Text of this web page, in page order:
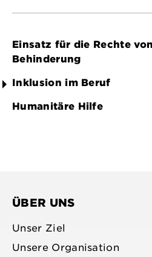
Einsatz für die Rechte
Behinderung
Inklusion im Beruf
Humanitäre Hilfe
ÜBER UNS
Unser Ziel
Unsere Organisation